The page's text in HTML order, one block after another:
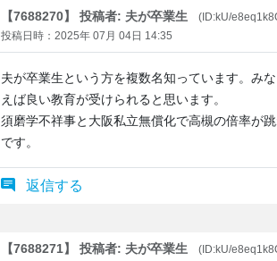
【7688270】 投稿者: 夫が卒業生
(ID:kU/
投稿日時：2025年 07月 04日 14:35
夫が卒業生という方を複数名知っています。み
えば良い教育が受けられると思います。
須磨学不祥事と大阪私立無償化で高槻の倍率が
です。
返信する
【7688271】 投稿者: 夫が卒業生
(ID:kU/